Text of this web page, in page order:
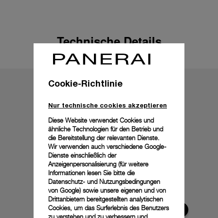
Technische Details
Cookie-Richtlinie
Nur technische cookies akzeptieren
Diese Website verwendet Cookies und
ähnliche Technologien für den Betrieb und
die Bereitstellung der relevanten Dienste.
Wir verwenden auch verschiedene Google-
Dienste einschließlich der
Anzeigenpersonalisierung (für weitere
Informationen lesen Sie bitte die
Datenschutz- und Nutzungsbedingungen
von Google) sowie unsere eigenen und von
Drittanbietern bereitgestellten analytischen
Cookies, um das Surferlebnis des Benutzers